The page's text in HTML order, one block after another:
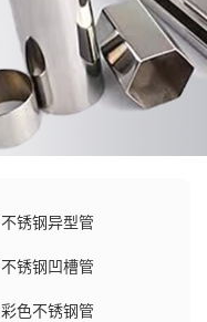
不锈钢异型管
不锈钢凹槽管
彩色不锈钢管